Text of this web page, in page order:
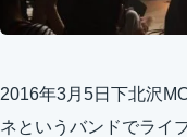
2016年3月5日 下北沢
ネというバンドでライ